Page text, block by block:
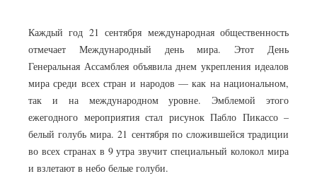
Каждый год 21 сентября международная общественность
отмечает Международный день мира. Этот День
Генеральная Ассамблея объявила днем укрепления идеалов
мира среди всех стран и народов — как на национальном,
так и на международном уровне. Эмблемой этого
ежегодного мероприятия стал рисунок Пабло Пикассо –
белый голубь мира. 21 сентября по сложившейся традиции
во всех странах в 9 утра звучит специальный колокол мира
и взлетают в небо белые голуби.